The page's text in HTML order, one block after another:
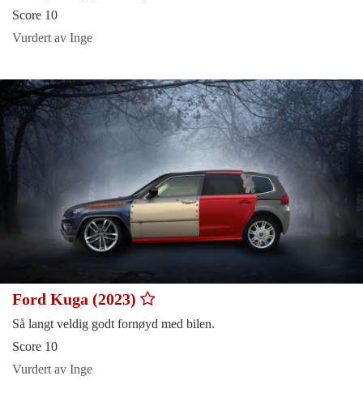
Score 10
Vurdert av Inge
Ford Kuga (2023)
Så langt veldig godt fornøyd med bilen.
Score 10
Vurdert av Inge